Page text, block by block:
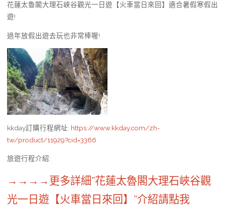
花蓮太魯閣大理石峽谷觀光一日遊【火車當日來回】適合暑假寒假出
遊!
過年放假出遊去玩也非常棒喔!
kkday訂購行程網址: https://www.kkday.com/zh-
tw/product/11929?cid=3366
旅遊行程介紹:
→→→→更多詳細”花蓮太魯閣大理石峽谷觀
光一日遊【火車當日來回】”介紹請點我